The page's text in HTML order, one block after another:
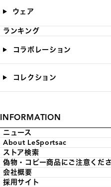
ウェア
ランキング
コラボレーション
コレクション
INFORMATION
ニュース
About LeSportsac
ストア検索
偽物・コピー商品にご注意くだ
会社概要
採用サイト